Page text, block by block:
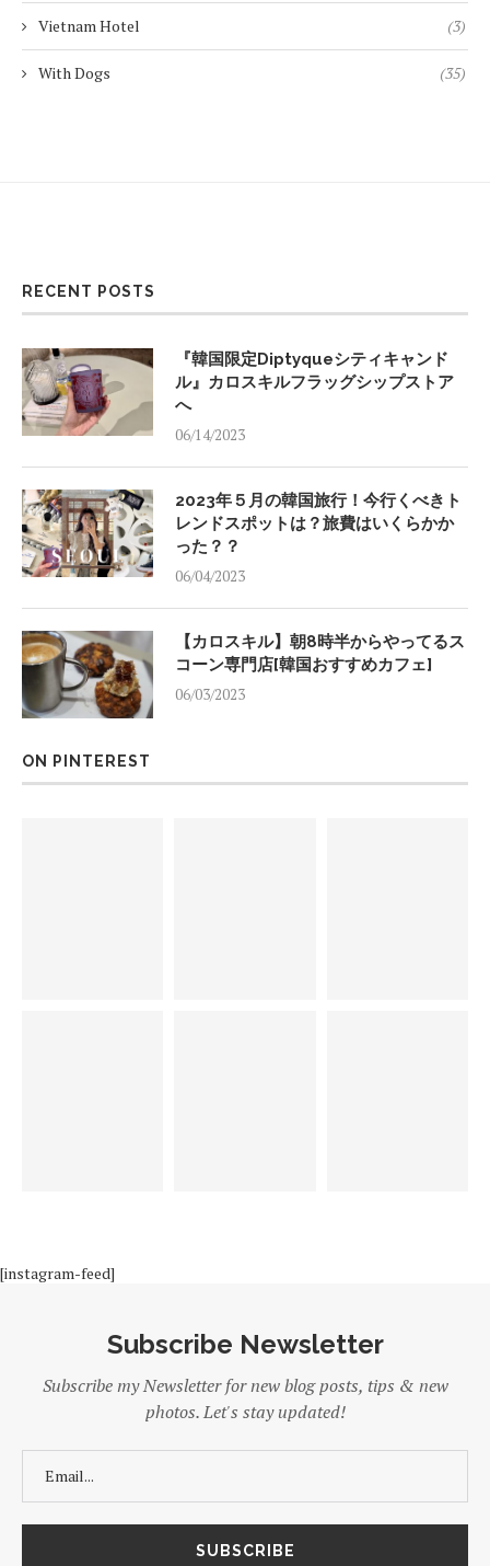
Vietnam Hotel (3)
With Dogs (35)
RECENT POSTS
『韓国限定Diptyqueシティキャンド
ル』カロスキルフラッグシップストア
へ
06/14/2023
2023年５月の韓国旅行！今行くべきト
レンドスポットは？旅費はいくらかか
った？？
06/04/2023
【カロスキル】朝8時半からやってるス
コーン専門店[韓国おすすめカフェ]
06/03/2023
ON PINTEREST
[instagram-feed]
Subscribe Newsletter
Subscribe my Newsletter for new blog posts, tips & new
photos. Let's stay updated!